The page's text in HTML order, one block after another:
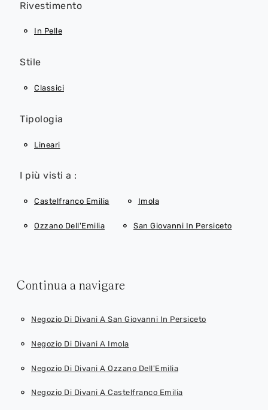
Rivestimento
In Pelle
Stile
Classici
Tipologia
Lineari
I più visti a :
Castelfranco Emilia Imola
Ozzano Dell'Emilia San Giovanni In Persiceto
Continua a navigare
Negozio Di Divani A San Giovanni In Persiceto
Negozio Di Divani A Imola
Negozio Di Divani A Ozzano Dell'Emilia
Negozio Di Divani A Castelfranco Emilia